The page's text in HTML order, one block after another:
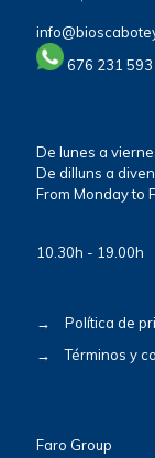
676 231 593
De lunes a
De dilluns a
From Monday to
10.30h - 19.00h
→
Política de
→
Términos y
Faro Group